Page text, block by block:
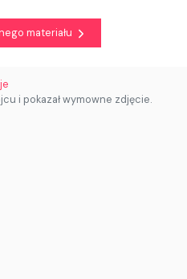
materiału
i pokazał wymowne zdjęcie.